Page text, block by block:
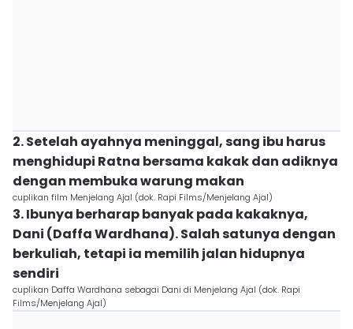
2. Setelah ayahnya meninggal, sang ibu harus
menghidupi Ratna bersama kakak dan adiknya
dengan membuka warung makan
cuplikan film Menjelang Ajal (dok. Rapi Films/Menjelang Ajal)
3. Ibunya berharap banyak pada kakaknya,
Dani (Daffa Wardhana). Salah satunya dengan
berkuliah, tetapi ia memilih jalan hidupnya
sendiri
cuplikan Daffa Wardhana sebagai Dani di Menjelang Ajal (dok. Rapi
Films/Menjelang Ajal)